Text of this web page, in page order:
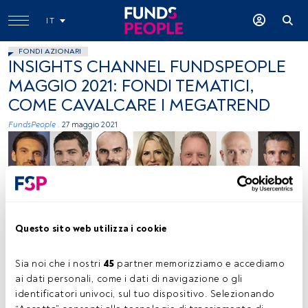
Questo sito web utilizza i cookie
Sia noi che i nostri 45 partner memorizziamo e accediamo
ai dati personali, come i dati di navigazione o gli
identificatori univoci, sul tuo dispositivo. Selezionando
IT
FONDI AZIONARI
INSIGHTS CHANNEL FUNDSPEOPLE
MAGGIO 2021: FONDI TEMATICI,
COME CAVALCARE I MEGATREND
FundsPeople . 27 maggio 2021
Tempo di lettura: